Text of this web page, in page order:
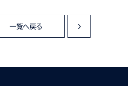
<
一覧へ戻る